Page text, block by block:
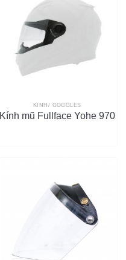
KÍNH/ GOGGLES
Kính mũ Fullface Yohe 970